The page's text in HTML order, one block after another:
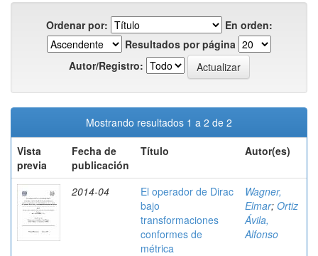
Ordenar por:
En orden:
Resultados por página
Autor/Registro:
Mostrando resultados 1 a 2 de 2
Vista
previa
Fecha de
publicación
Título Autor(es)
2014-04
El operador de Dirac
bajo
transformaciones
conformes de
métrica
Wagner,
Elmar; Ortiz
Ávila,
Alfonso